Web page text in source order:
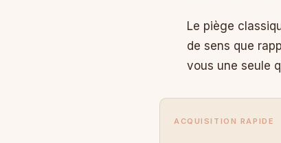
Le piège
de sens que
vous une seule
ACQUISITION RAPIDE